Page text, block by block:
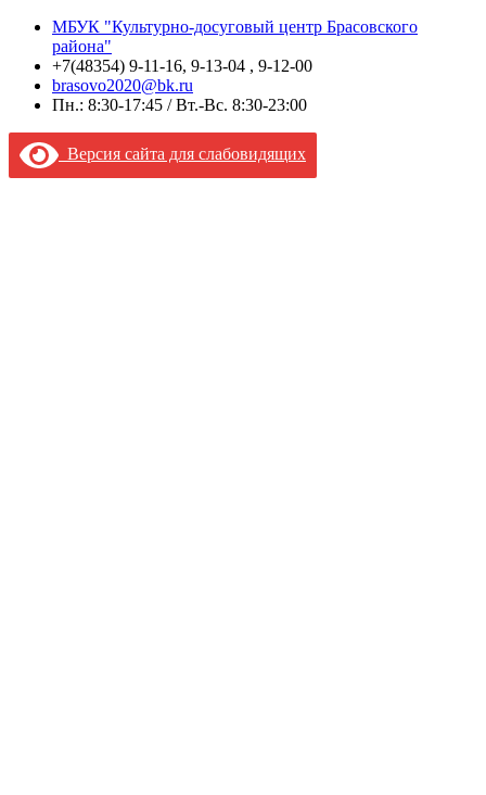
МБУК "Культурно-досуговый центр Брасовского
района"
+7(48354) 9-11-16, 9-13-04 , 9-12-00
brasovo2020@bk.ru
Пн.: 8:30-17:45 / Вт.-Вс. 8:30-23:00
Версия сайта для слабовидящих